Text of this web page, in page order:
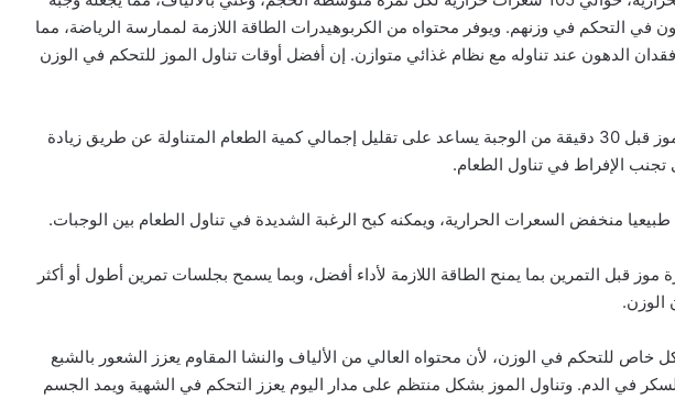
في التحكم في وزنهم. ويوفر محتواه من الكربوهيدرات الطاقة اللازمة لممارسة الرياضة، مما
الدهون عند تناوله مع نظام غذائي متوازن. إن أفضل أوقات تناول الموز للتحكم في الوزن
• قبل الوجبات: إن تناول ثمرة موز قبل 30 دقيقة من الوجبة يساعد على تقليل إجمالي كمية الطعام المتناولة عن طريق زيادة
الإفراط في تناول الطعام.
طبيعيا منخفض السعرات الحرارية، ويمكنه كبح الرغبة الشديدة في تناول الطعام بين الوجبات.
موز قبل التمرين بما يمنح الطاقة اللازمة لأداء أفضل، وبما يسمح بجلسات تمرين أطول أو أكثر
الوزن.
خاص للتحكم في الوزن، لأن محتواه العالي من الألياف والنشا المقاوم يعزز الشعور بالشبع
في الدم. وتناول الموز بشكل منتظم على مدار اليوم يعزز التحكم في الشهية ويمد الجسم